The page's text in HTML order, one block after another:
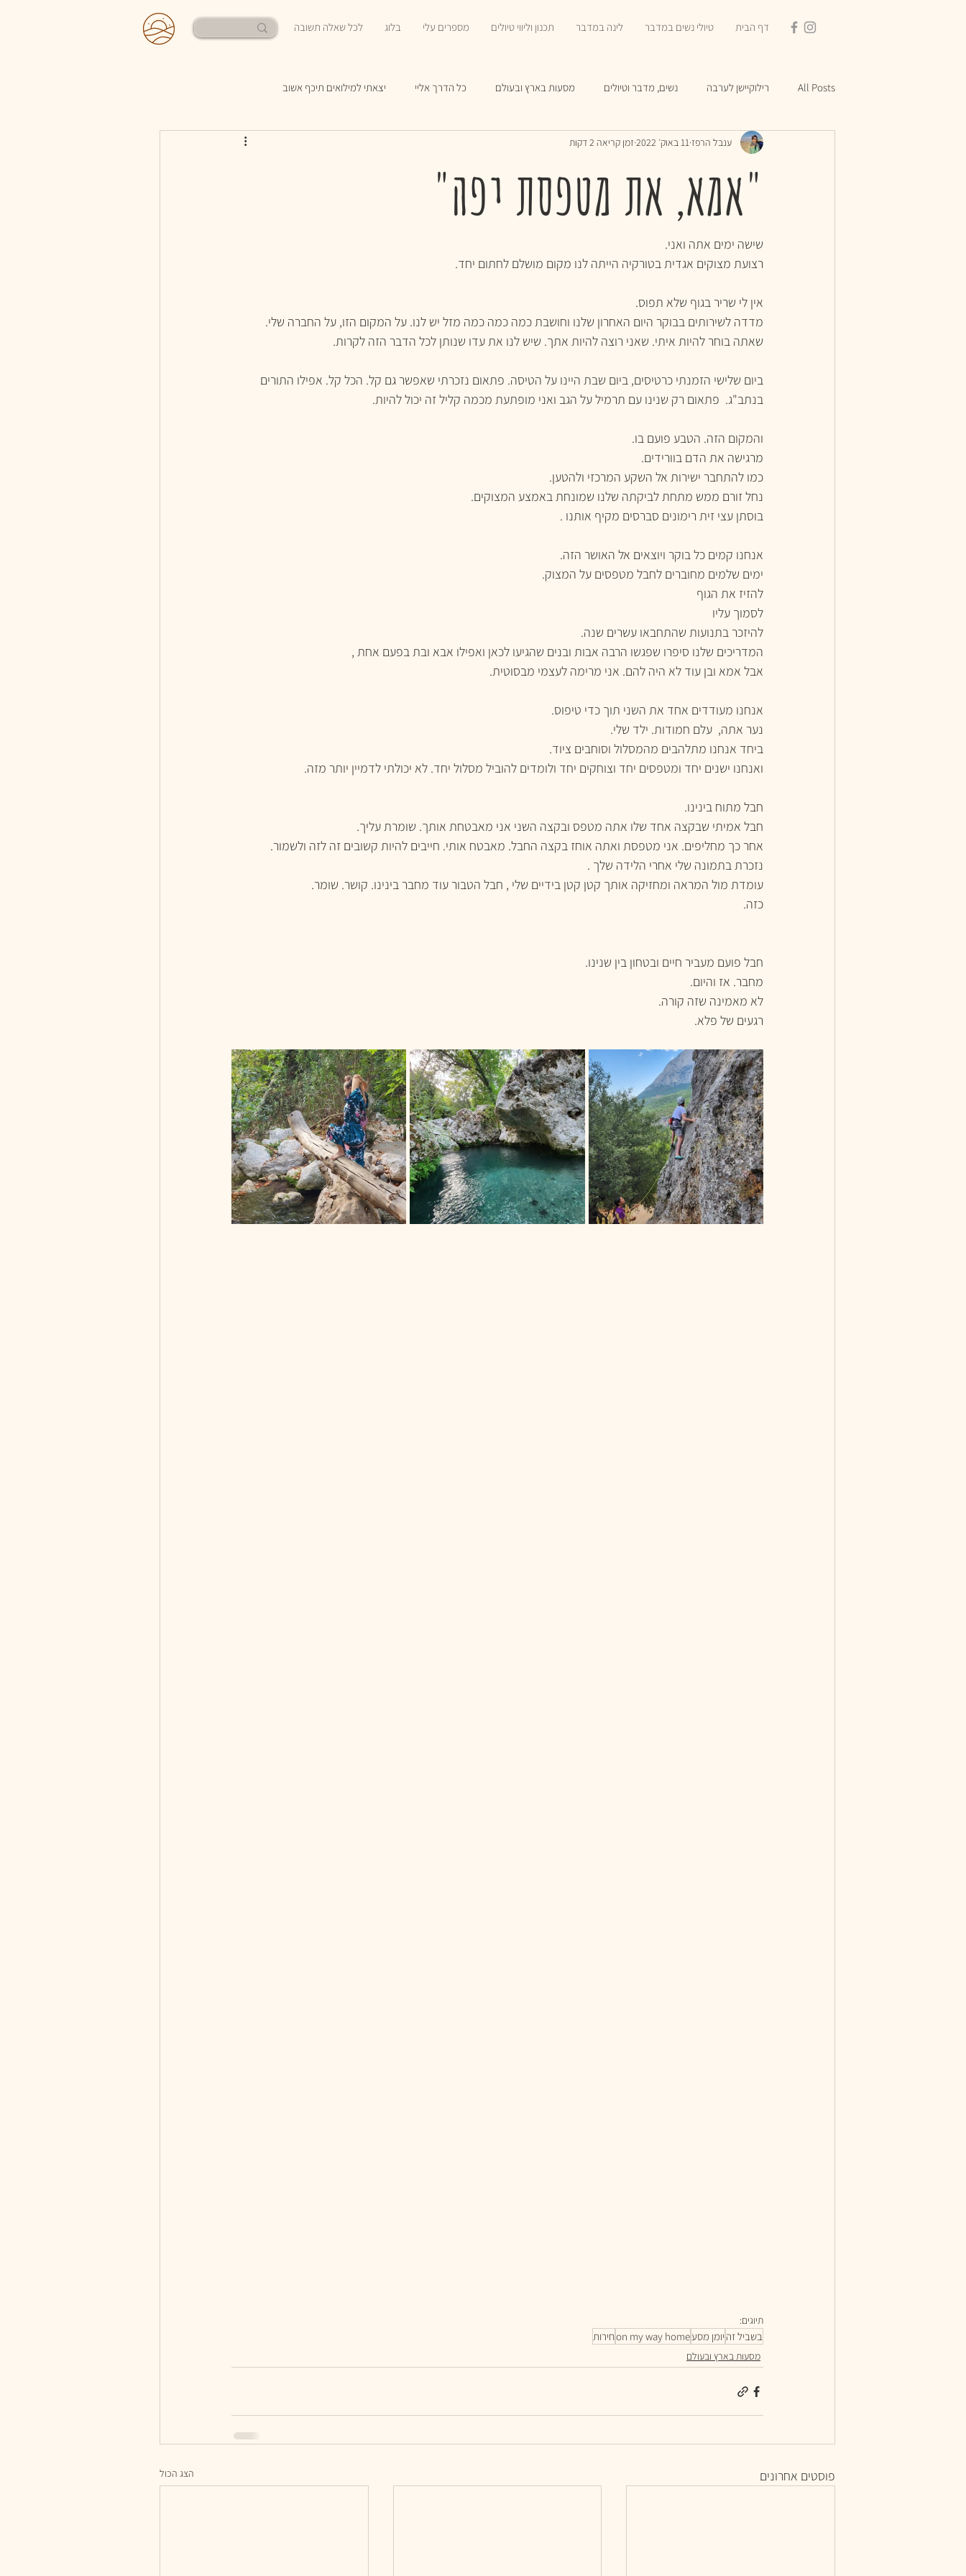
דף הבית טיולי נשים במדבר לינה במדבר תכנון וליווי טיולים מספרים עלי בלוג לכל שאלה תשובה
All Posts רילוקיישן לערבה נשים, מדבר וטיולים מסעות בארץ ובעולם כל הדרך אליי יצאתי למילואים תיכף אשוב
"אמא, את מטפסת יפה"
ענבל הרפז 11 באוק׳ 2022 זמן קריאה 2 דקות
שישה ימים אתה ואני.
רצועת מצוקים אגדית בטורקיה הייתה לנו מקום מושלם לחתום יחד.
אין לי שריר בגוף שלא תפוס.
מדדה לשירותים בבוקר היום האחרון שלנו וחושבת כמה כמה כמה מזל יש לנו. על המקום הזו, על החברה שלי.
שאתה בוחר להיות איתי. שאני רוצה להיות אתך. שיש לנו את עדו שנותן לכל הדבר הזה לקרות.
ביום שלישי הזמנתי כרטיסים, ביום שבת היינו על הטיסה. פתאום נזכרתי שאפשר גם קל. הכל קל. אפילו התורים
בנתב"ג.  פתאום רק שנינו עם תרמיל על הגב ואני מופתעת מכמה קליל זה יכול להיות.
והמקום הזה. הטבע פועם בו.
מרגישה את הדם בוורידים.
כמו להתחבר ישירות אל השקע המרכזי ולהטען.
נחל זורם ממש מתחת לביקתה שלנו שמונחת באמצע המצוקים.
בוסתן עצי זית רימונים סברסים מקיף אותנו .
אנחנו קמים כל בוקר ויוצאים אל האושר הזה.
ימים שלמים מחוברים לחבל מטפסים על המצוק.
להזיז את הגוף
לסמוך עליו
להיזכר בתנועות שהתחבאו עשרים שנה.
המדריכים שלנו סיפרו שפגשו הרבה אבות ובנים שהגיעו לכאן ואפילו אבא ובת בפעם אחת ,
אבל אמא ובן עוד לא היה להם. אני מרימה לעצמי מבסוטית.
אנחנו מעודדים אחד את השני תוך כדי טיפוס.
נער אתה,  עלם חמודות. ילד שלי.
ביחד אנחנו מתלהבים מהמסלול וסוחבים ציוד.
ואנחנו ישנים יחד ומטפסים יחד וצוחקים יחד ולומדים להוביל מסלול יחד. לא יכולתי לדמיין יותר מזה.
חבל מתוח בינינו.
חבל אמיתי שבקצה אחד שלו אתה מטפס ובקצה השני אני מאבטחת אותך. שומרת עליך.
אחר כך מחליפים. אני מטפסת ואתה אוחז בקצה החבל. מאבטח אותי. חייבים להיות קשובים זה לזה ולשמור.
נזכרת בתמונה שלי אחרי הלידה שלך .
עומדת מול המראה ומחזיקה אותך קטן קטן בידיים שלי , חבל הטבור עוד מחבר בינינו. קושר. שומר.
כזה.
חבל פועם מעביר חיים ובטחון בין שנינו.
מחבר. אז והיום.
לא מאמינה שזה קורה.
רגעים של פלא.
תיוגים:
בשביל זה יומן מסעon my way homeחירות
מסעות בארץ ובעולם
פוסטים אחרונים הצג הכול